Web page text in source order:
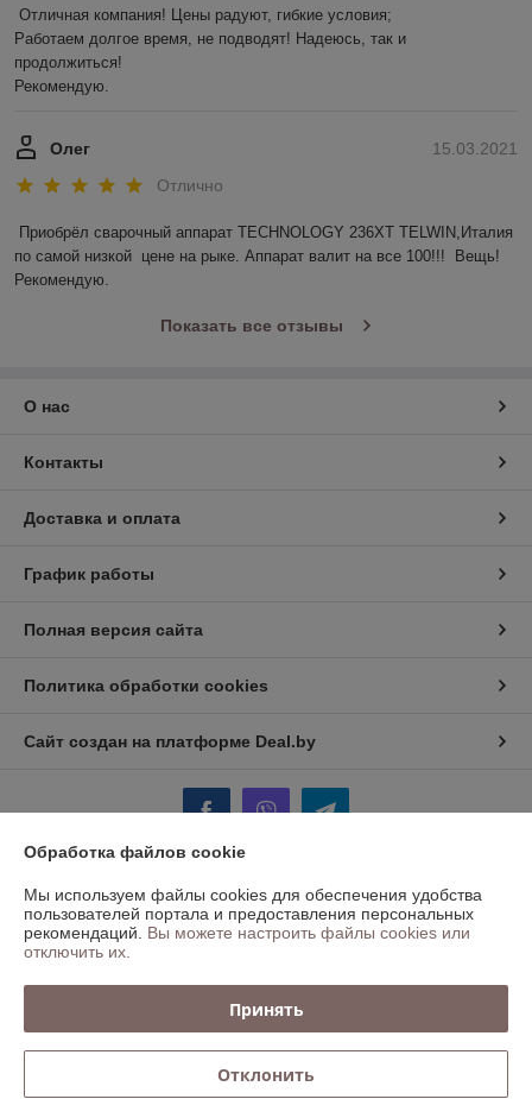
Отличная компания! Цены радуют, гибкие условия;
Работаем долгое время, не подводят! Надеюсь, так и
продолжиться!
Рекомендую.
15.03.2021
Олег
Отлично
Приобрёл сварочный аппарат TECHNOLOGY 236ХТ TELWIN,Италия
по самой низкой  цене на рыке. Аппарат валит на все 100!!!  Вещь!
Рекомендую.
Показать все отзывы
О нас
Контакты
Доставка и оплата
График работы
Полная версия сайта
Политика обработки cookies
Сайт создан на платформе Deal.by
Информация для покупателя
Юридическое лицо:ООО "БАЛТСВАРКА ГРУПП"
Минск, ул.Инженерная,1Б, каб 208
УНП: 191310955
Регистрационный орган: Минский Горисполком
Обработка файлов cookie
Мы используем файлы cookies для обеспечения удобства
пользователей портала и предоставления персональных
рекомендаций. Вы можете настроить файлы cookies или
отключить их.
Принять
Отклонить